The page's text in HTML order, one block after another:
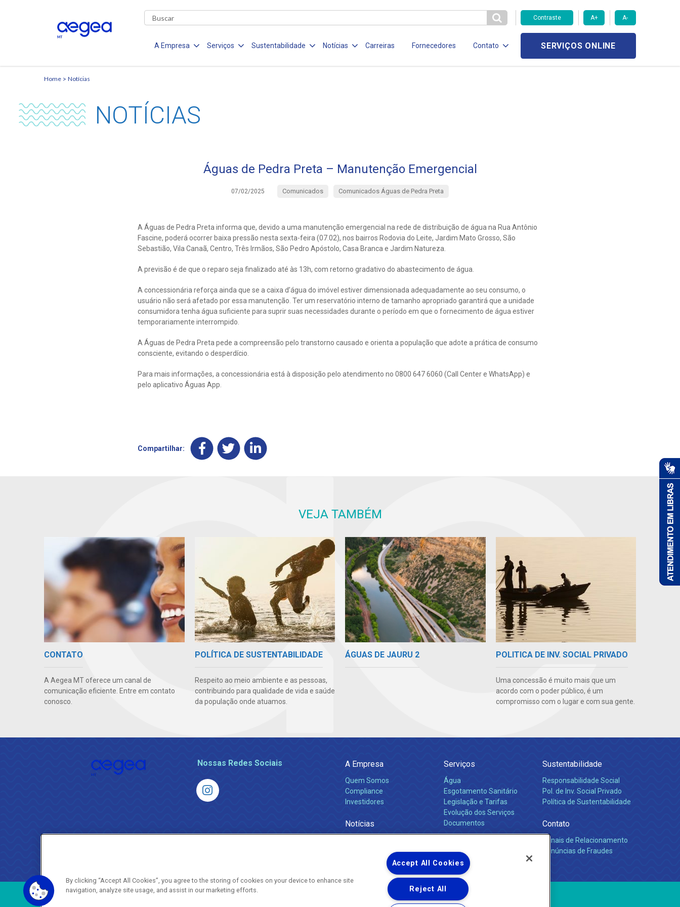
Contraste A+ A-
A Empresa Serviços Sustentabilidade Notícias Carreiras Fornecedores Contato SERVIÇOS ONLINE
Home Notícias
NOTÍCIAS
Águas de Pedra Preta – Manutenção Emergencial
07/02/2025 Comunicados Comunicados Águas de Pedra Preta
A Águas de Pedra Preta informa que, devido a uma manutenção emergencial na rede de distribuição de água na Rua Antônio
Fascine, poderá ocorrer baixa pressão nesta sexta-feira (07.02), nos bairros Rodovia do Leite, Jardim Mato Grosso, São
Sebastião, Vila Canaã, Centro, Três Irmãos, São Pedro Apóstolo, Casa Branca e Jardim Natureza.
A previsão é de que o reparo seja finalizado até às 13h, com retorno gradativo do abastecimento de água.
A concessionária reforça ainda que se a caixa d’água do imóvel estiver dimensionada adequadamente ao seu consumo, o
usuário não será afetado por essa manutenção. Ter um reservatório interno de tamanho apropriado garantirá que a unidade
consumidora tenha água suficiente para suprir suas necessidades durante o período em que o fornecimento de água estiver
temporariamente interrompido.
A Águas de Pedra Preta pede a compreensão pelo transtorno causado e orienta a população que adote a prática de consumo
consciente, evitando o desperdício.
Para mais informações, a concessionária está à disposição pelo atendimento no 0800 647 6060 (Call Center e WhatsApp) e
pelo aplicativo Águas App.
Compartilhar:
VEJA TAMBÉM
CONTATO
A Aegea MT oferece um canal de
comunicação eficiente. Entre em contato
conosco.
POLÍTICA DE SUSTENTABILIDADE
Respeito ao meio ambiente e as pessoas,
contribuindo para qualidade de vida e saúde
da população onde atuamos.
ÁGUAS DE JAURU 2 POLITICA DE INV. SOCIAL PRIVADO
Uma concessão é muito mais que um
acordo com o poder público, é um
compromisso com o lugar e com sua gente.
Nossas Redes Sociais A Empresa
Quem Somos
Compliance
Investidores
Notícias
Serviços
Água
Esgotamento Sanitário
Legislação e Tarifas
Evolução dos Serviços
Documentos
Sustentabilidade
Responsabilidade Social
Pol. de Inv. Social Privado
Política de Sustentabilidade
Contato
Canais de Relacionamento
Denúncias de Fraudes
Copyright ® 2026 - Todos os Direitos Reservados.
By clicking “Accept All Cookies”, you agree to the storing of cookies on your device to enhance site
navigation, analyze site usage, and assist in our marketing efforts.
Accept All Cookies
Reject All